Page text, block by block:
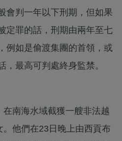
會判一年以下刑期，但如果
定罪的話，刑期由兩年至七
例如是偷渡集團的首領，或
，最高可判處終身監禁。
南海水域截獲一艘非法越
他們在23日晚上由西貢布